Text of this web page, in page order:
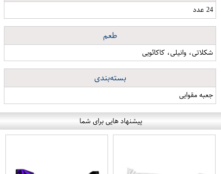
24 عدد
طعم
شکلاتی، وانیلی، کاکائویی
بسته‌بندی
جعبه مقوایی
پیشنهاد هایی برای شما